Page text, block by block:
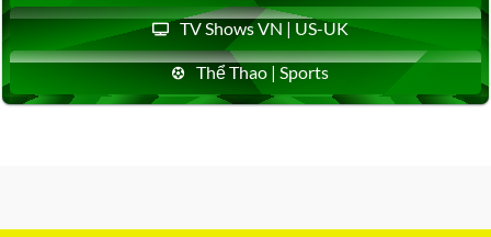
TV Shows VN | US-UK
Thể Thao | Sports